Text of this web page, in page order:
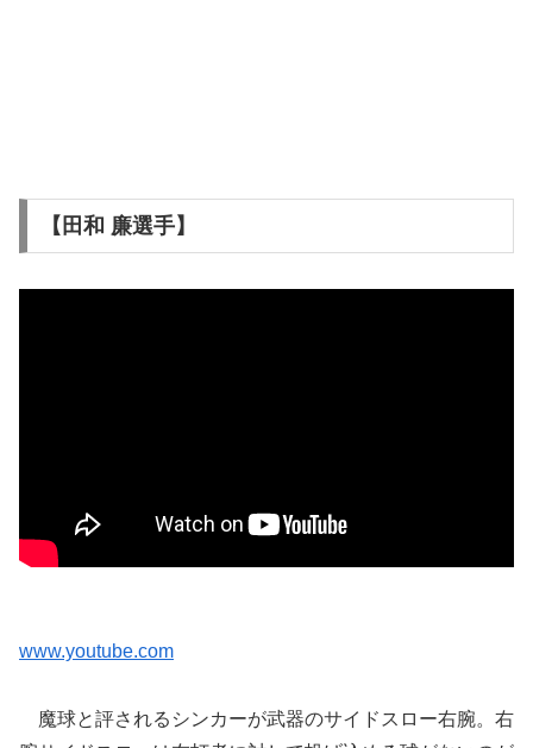
【田和 廉選手】
www.youtube.com
魔球と評されるシンカーが武器のサイドスロー右腕。右